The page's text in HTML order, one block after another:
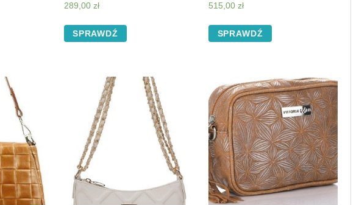
289,00 zł
SPRAWDŹ
515,00zł
SPRAWDŹ